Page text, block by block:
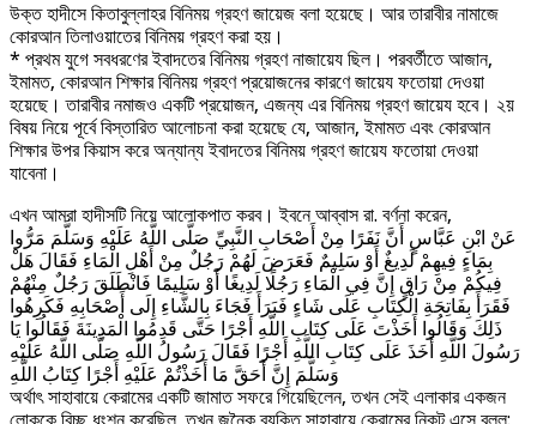
উক্ত হাদীসে কিতাবুল্লাহর বিনিময় গ্রহণ জায়েজ বলা হয়েছে। আর তারাবীর নামাজে
কোরআন তিলাওয়াতের বিনিময় গ্রহণ করা হয়।
* প্রথম যুগে সবধরণের ইবাদতের বিনিময় গ্রহণ নাজায়েয ছিল। পরবর্তীতে আজান,
ইমামত, কোরআন শিক্ষার বিনিময় গ্রহণ প্রয়োজনের কারণে জায়েয ফতোয়া দেওয়া
হয়েছে। তারাবীর নমাজও একটি প্রয়োজন, এজন্য এর বিনিময় গ্রহণ জায়েয হবে। ২য়
বিষয় নিয়ে পূর্বে বিস্তারিত আলোচনা করা হয়েছে যে, আজান, ইমামত এবং কোরআন
শিক্ষার উপর কিয়াস করে অন্যান্য ইবাদতের বিনিময় গ্রহণ জায়েয ফতোয়া দেওয়া
যাবেনা।
এখন আমরা হাদীসটি নিয়ে আলোকপাত করব। ইবনে আব্বাস রা. বর্ণনা করেন,
عَنْ ابْنِ عَبَّاسٍ أَنَّ نَفَرًا مِنْ أَصْحَابِ النَّبِيِّ صَلَّى اللَّهُ عَلَيْهِ وَسَلَّمَ مَرُّوا
بِمَاءٍ فِيهِمْ لَدِيغٌ أَوْ سَلِيمٌ فَعَرَضَ لَهُمْ رَجُلٌ مِنْ أَهْلِ الْمَاءِ فَقَالَ هَلْ
فِيكُمْ مِنْ رَاقٍ إِنَّ فِي الْمَاءِ رَجُلًا لَدِيغًا أَوْ سَلِيمًا فَانْطَلَقَ رَجُلٌ مِنْهُمْ
فَقَرَأَ بِفَاتِحَةِ الْكِتَابِ عَلَى شَاءٍ فَبَرَأَ فَجَاءَ بِالشَّاءِ إِلَى أَصْحَابِهِ فَكَرِهُوا
ذَلِكَ وَقَالُوا أَخَذْتَ عَلَى كِتَابِ اللَّهِ أَجْرًا حَتَّى قَدِمُوا الْمَدِينَةَ فَقَالُوا يَا
رَسُولَ اللَّهِ أَخَذَ عَلَى كِتَابِ اللَّهِ أَجْرًا فَقَالَ رَسُولُ اللَّهِ صَلَّى اللَّهُ عَلَيْهِ
وَسَلَّمَ إِنَّ أَحَقَّ مَا أَخَذْتُمْ عَلَيْهِ أَجْرًا كِتَابُ اللَّهِ
অর্থাৎ সাহাবায়ে কেরামের একটি জামাত সফরে গিয়েছিলেন, তখন সেই এলাকার একজন
লোককে বিচ্ছু ধংশন করেছিল, তখন জনৈক ব্যক্তি সাহাবায়ে কেরামের নিকট এসে বলল: